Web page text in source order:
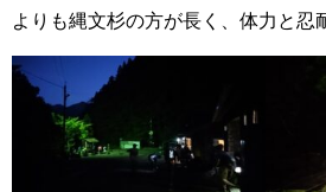
よりも縄文杉の方が長く、体力と忍